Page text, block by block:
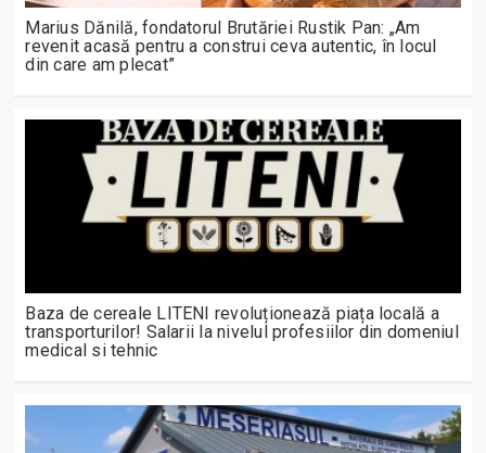
Marius Dănilă, fondatorul Brutăriei Rustik Pan: „Am
revenit acasă pentru a construi ceva autentic, în locul
din care am plecat”
Baza de cereale LITENI revoluționează piața locală a
transporturilor! Salarii la nivelul profesiilor din domeniul
medical si tehnic